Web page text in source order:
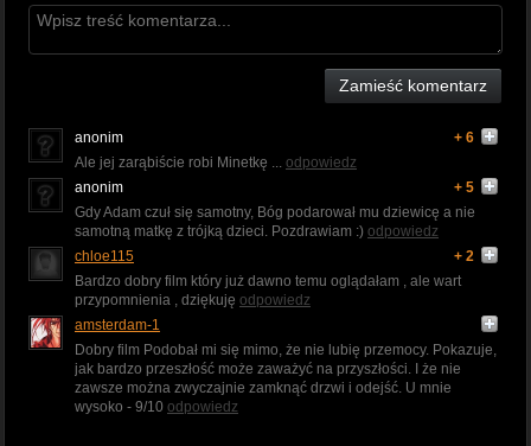
Zamieść komentarz
anonim
+ 6
Ale jej zarąbiście robi Minetkę ... odpowiedz
anonim
+ 5
Gdy Adam czuł się samotny, Bóg podarował mu dziewicę a nie
samotną matkę z trójką dzieci. Pozdrawiam :) odpowiedz
chloe115
+ 2
Bardzo dobry film który już dawno temu oglądałam , ale wart
przypomnienia , dziękuję odpowiedz
amsterdam-1
Dobry film Podobał mi się mimo, że nie lubię przemocy. Pokazuje,
jak bardzo przeszłość może zaważyć na przyszłości. I że nie
zawsze można zwyczajnie zamknąć drzwi i odejść. U mnie
wysoko - 9/10 odpowiedz